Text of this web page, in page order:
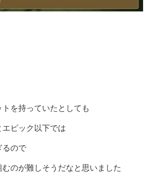
を持っていたとしても
ピック以下では
るので
のが難しそうだなと思いました